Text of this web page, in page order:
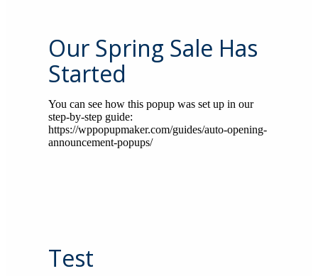
Our Spring Sale Has
Started
You can see how this popup was set up in our
step-by-step guide:
https://wppopupmaker.com/guides/auto-opening-
announcement-popups/
Test